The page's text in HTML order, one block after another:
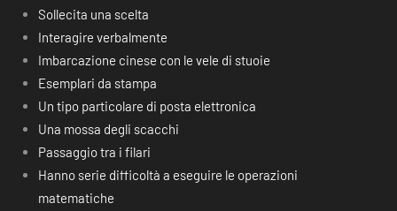
Sollecita una scelta
Interagire verbalmente
Imbarcazione cinese con le vele di stuoie
Esemplari da stampa
Un tipo particolare di posta elettronica
Una mossa degli scacchi
Passaggio tra i filari
Hanno serie difficoltà a eseguire le operazioni
matematiche